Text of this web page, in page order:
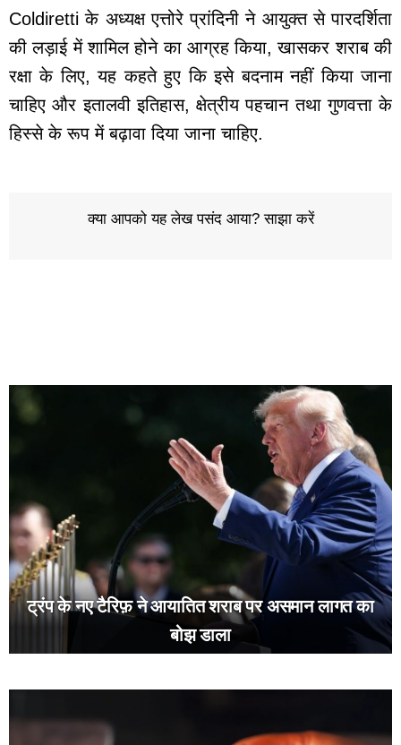
Coldiretti के अध्यक्ष एत्तोरे प्रांदिनी ने आयुक्त से पारदर्शिता
की लड़ाई में शामिल होने का आग्रह किया, खासकर शराब की
रक्षा के लिए, यह कहते हुए कि इसे बदनाम नहीं किया जाना
चाहिए और इतालवी इतिहास, क्षेत्रीय पहचान तथा गुणवत्ता के
हिस्से के रूप में बढ़ावा दिया जाना चाहिए.
क्या आपको यह लेख पसंद आया? साझा करें
ट्रंप के नए टैरिफ़ ने आयातित शराब पर असमान लागत का
बोझ डाला